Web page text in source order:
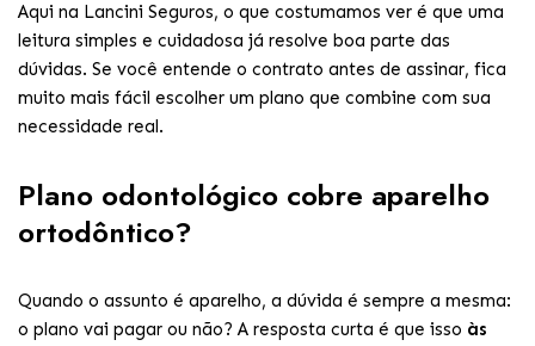
Aqui na Lancini Seguros, o que costumamos ver é que uma
leitura simples e cuidadosa já resolve boa parte das
dúvidas. Se você entende o contrato antes de assinar, fica
muito mais fácil escolher um plano que combine com sua
necessidade real.
Plano odontológico cobre aparelho
ortodôntico?
Quando o assunto é aparelho, a dúvida é sempre a mesma:
o plano vai pagar ou não? A resposta curta é que isso às